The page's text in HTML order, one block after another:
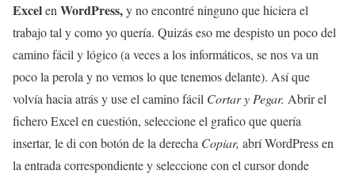
Excelen WordPress,y no encontré ninguno que hiciera el
trabajo tal y como yo quería. Quizás eso me despisto un poco del
camino fácil y lógico (a veces a los informáticos, se nos va un
poco la perola y no vemos lo que tenemos delante). Así que
volvía hacia atrás y use el camino fácil Cortar y Pegar. Abrir el
fichero Excel en cuestión, seleccione el grafico que quería
insertar, le di con botón de la derecha Copiar, abrí WordPress en
la entrada correspondiente y seleccione con el cursor donde